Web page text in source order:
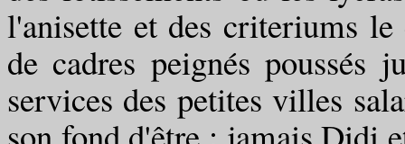
l'anisette et des criteriums le
de cadres peignés poussés
services des petites villes